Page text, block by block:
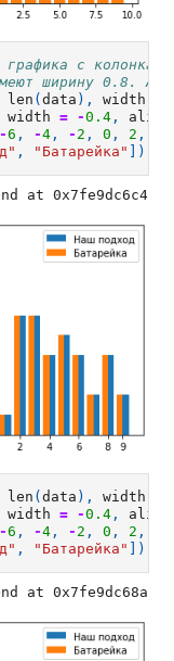
с
ширину 0.8.
len (data ), width
width = -0.4 ,
align
-6 , -4 , - 2 , 0 , 2 ,
, "Батарейка" ])
at 0x7fe9dc6c4
len (data ), width
width = -0.4 ,
align
-6 , -4 , - 2 , 0 , 2 ,
, "Батарейка" ])
at 0x7fe9dc68a